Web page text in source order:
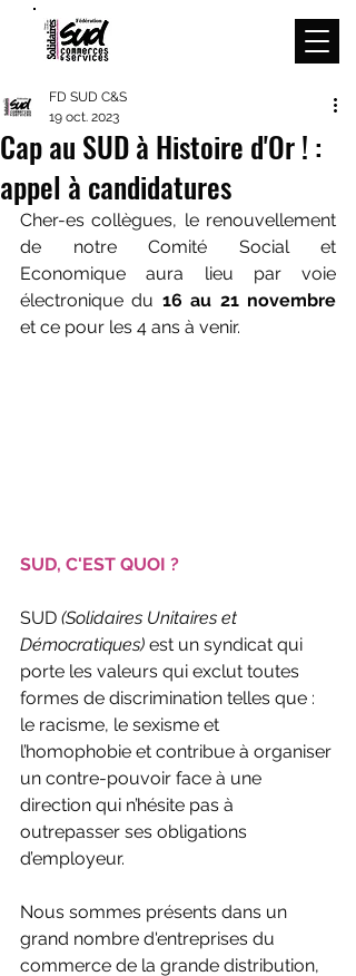
Cap au SUD à Histoire d'Or ! :
appel à candidatures
FD SUD C&S
19 oct. 2023
Cher-es collègues, le renouvellement
de notre Comité Social et
Economique aura lieu par voie
électronique du
et ce pour les 4 ans à venir.
SUD, C'EST QUOI ?
SUD (Solidaires Unitaires et
Démocratiques) est un syndicat qui
porte les valeurs qui exclut toutes
formes de discrimination telles que :
le racisme, le sexisme et
l’homophobie et contribue à organiser
un contre-pouvoir face à une
direction qui n’hésite pas à
outrepasser ses obligations
d’employeur.
Nous sommes présents dans un
grand nombre d'entreprises du
commerce de la grande distribution,